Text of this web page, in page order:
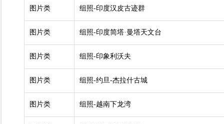
图片类 组照-印度汉皮古迹群
图片类 组照-印度简塔·曼塔天文台
图片类 组照-印象利沃夫
图片类 组照-约旦-杰拉什古城
图片类 组照-越南下龙湾